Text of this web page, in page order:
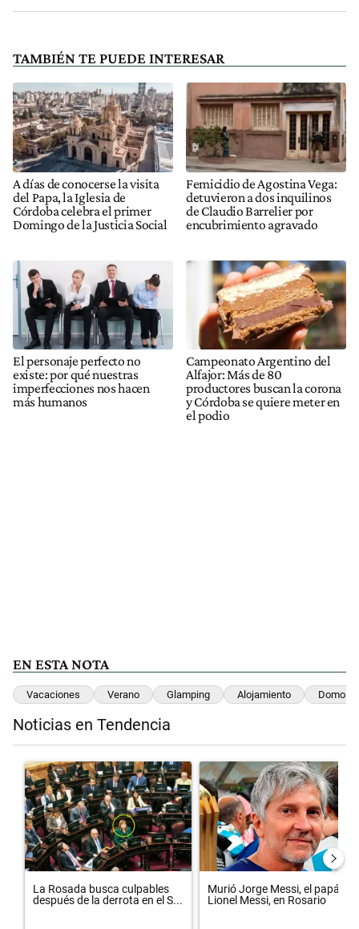
TAMBIÉN TE PUEDE INTERESAR
A días de conocerse la visita
del Papa, la Iglesia de
Córdoba celebra el primer
Domingo de la Justicia Social
Femicidio de Agostina Vega:
detuvieron a dos inquilinos
de Claudio Barrelier por
encubrimiento agravado
El personaje perfecto no
existe: por qué nuestras
imperfecciones nos hacen
más humanos
Campeonato Argentino del
Alfajor: Más de 80
productores buscan la corona
y Córdoba se quiere meter en
el podio
EN ESTA NOTA
Vacaciones Verano Glamping Alojamiento Domos
Noticias en Tendencia
Un artículo de tendencia con el título "La Rosada busca culpables
La Rosada busca culpables
después de la derrota en el S...
Un artículo de tendencia con el
Murió Jorge Messi, el papá de
Lionel Messi, en Rosario